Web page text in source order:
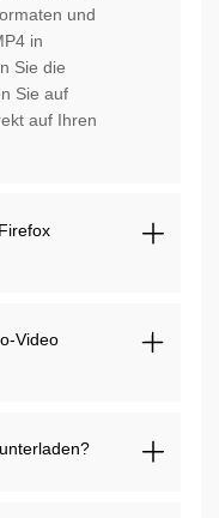
und
in
Sie die
Sie auf
auf Ihren
Video